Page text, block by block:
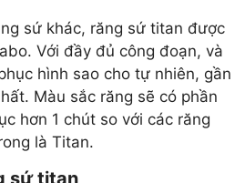
sứ khác, răng sứ titan được
Với đầy đủ công đoạn, và
hình sao cho tự nhiên, gần
Màu sắc răng sẽ có phần
hơn 1 chút so với các răng
là Titan.
sứ titan